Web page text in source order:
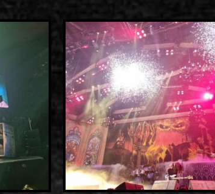
2008-08-02 Μαλακάσα
2011-06-17 Μαλακάσα
2018-07-20 Μαλακάσα
2022-07-16 Ολυμπιακό Στάδιο